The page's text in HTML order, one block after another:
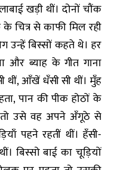
खड़ी थीं। दोनों चौंक
चित्र से काफी मिल रही
उन्हें बिस्सों कहते थे। हर
और ब्याह के गीत गाना
थीं, आँखें धँसी सी थीं। मुँह
पान की पीक होठों के
तो उसे वह अपने अँगूठे से
पहने रहतीं थीं। हँसी-
बिस्सो बाई का चूड़ियों